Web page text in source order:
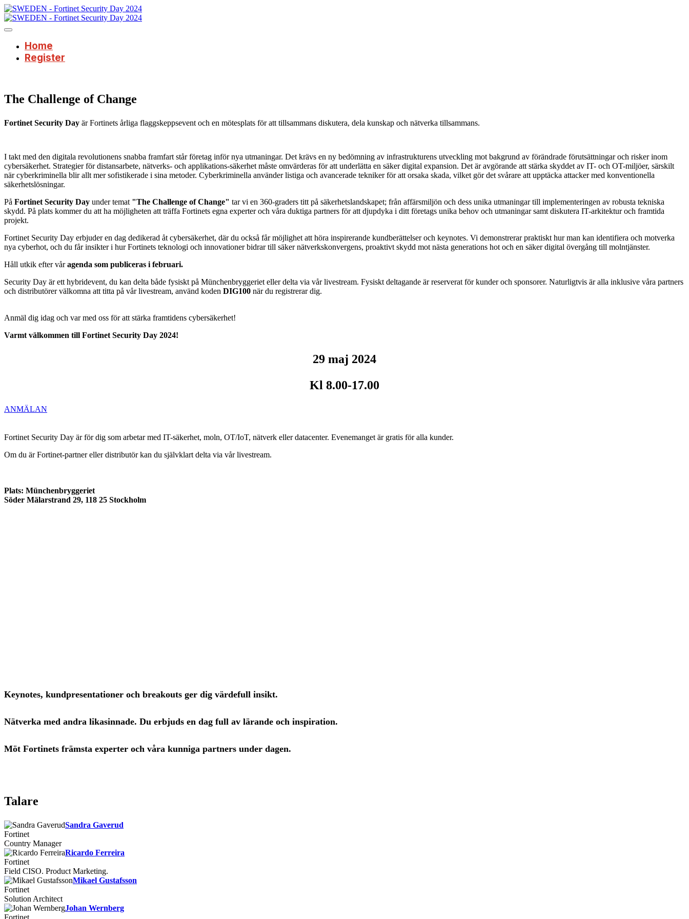
Home
Register
The Challenge of Change
Fortinet Security Day är Fortinets årliga flaggskeppsevent och en mötesplats för att tillsammans diskutera, dela kunskap och nätverka tillsammans.
I takt med den digitala revolutionens snabba framfart står företag inför nya utmaningar. Det krävs en ny bedömning av infrastrukturens utveckling mot bakgrund av förändrade förutsättningar och risker inom
cybersäkerhet. Strategier för distansarbete, nätverks- och applikations-säkerhet måste omvärderas för att underlätta en säker digital expansion. Det är avgörande att stärka skyddet av IT- och OT-miljöer, särskilt
när cyberkriminella blir allt mer sofistikerade i sina metoder. Cyberkriminella använder listiga och avancerade tekniker för att orsaka skada, vilket gör det svårare att upptäcka attacker med konventionella
säkerhetslösningar.
På Fortinet Security Day under temat "The Challenge of Change" tar vi en 360-graders titt på säkerhetslandskapet; från affärsmiljön och dess unika utmaningar till implementeringen av robusta tekniska
skydd. På plats kommer du att ha möjligheten att träffa Fortinets egna experter och våra duktiga partners för att djupdyka i ditt företags unika behov och utmaningar samt diskutera IT-arkitektur och framtida
projekt.
Fortinet Security Day erbjuder en dag dedikerad åt cybersäkerhet, där du också får möjlighet att höra inspirerande kundberättelser och keynotes. Vi demonstrerar praktiskt hur man kan identifiera och motverka
nya cyberhot, och du får insikter i hur Fortinets teknologi och innovationer bidrar till säker nätverkskonvergens, proaktivt skydd mot nästa generations hot och en säker digital övergång till molntjänster.
Håll utkik efter våragenda som publiceras i februari.
Security Day är ett hybridevent, du kan delta både fysiskt på Münchenbryggeriet eller delta via vår livestream. Fysiskt deltagande är reserverat för kunder och sponsorer. Naturligtvis är alla inklusive våra partners
och distributörer välkomna att titta på vår livestream, använd koden DIG100 när du registrerar dig.
Anmäl dig idag och var med oss för att stärka framtidens cybersäkerhet!
Varmt välkommen till Fortinet Security Day 2024!
29 maj 2024
Kl 8.00-17.00
ANMÄLAN
Fortinet Security Day är för dig som arbetar med IT-säkerhet, moln, OT/IoT, nätverk eller datacenter. Evenemanget är gratis för alla kunder.
Om du är Fortinet-partner eller distributör kan du självklart delta via vår livestream.
Plats: Münchenbryggeriet
Söder Mälarstrand 29, 118 25 Stockholm
Keynotes, kundpresentationer och breakouts ger dig värdefull insikt.
Nätverka med andra likasinnade. Du erbjuds en dag full av lärande och inspiration.
Möt Fortinets främsta experter och våra kunniga partners under dagen.
Talare
Sandra Gaverud
Fortinet
Country Manager
Ricardo Ferreira
Fortinet
Field CISO. Product Marketing.
Mikael Gustafsson
Fortinet
Solution Architect
Johan Wernberg
Fortinet